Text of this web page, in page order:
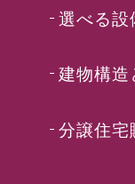
選べる
建物構造
分譲住宅